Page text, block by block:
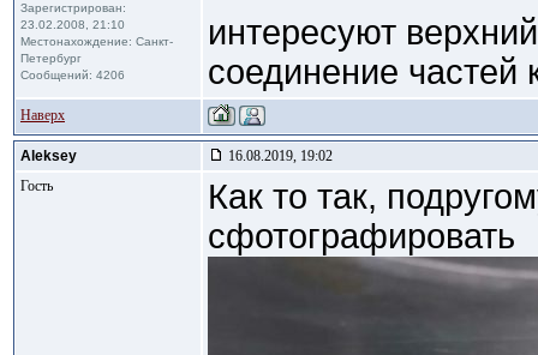
Зарегистрирован:
23.02.2008, 21:10
Местонахождение: Санкт-
Петербург
Сообщений: 4206
интересуют
соединение частей
Наверх
Aleksey
16.08.2019, 19:02
Гость
Как то так,
сфотографировать